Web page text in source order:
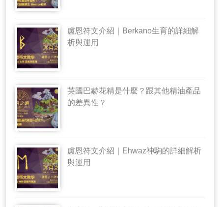
盧恩符文介紹｜Berkano生育的詳細解
析與運用
英國巴赫花精是什麼？跟其他精油產品
的差異性？
盧恩符文介紹｜Ehwaz神駒的詳細解析
與運用